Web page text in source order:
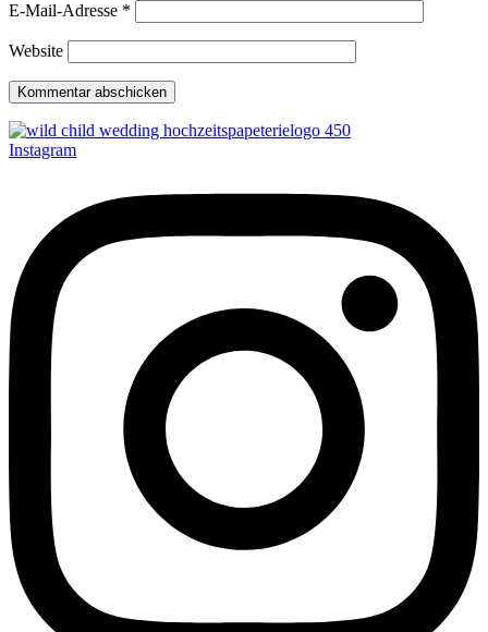
E-Mail-Adresse *
Website
Instagram